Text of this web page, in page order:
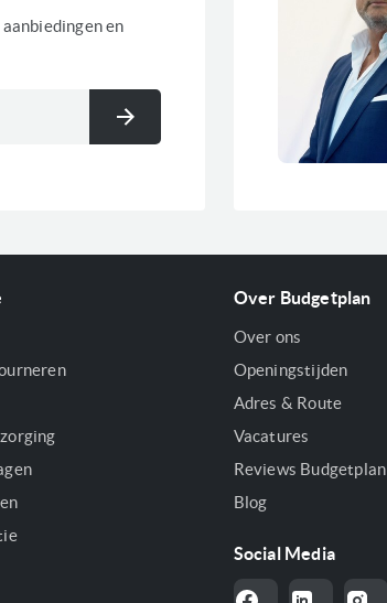
en
Inschrijven
Over Budgetplan
Over ons
Openingstijden
Adres & Route
Vacatures
Reviews Budgetplan
Blog
Social Media